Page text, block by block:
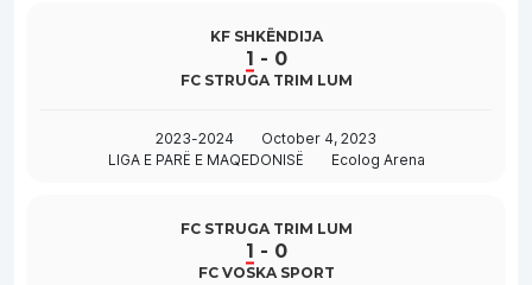
KF SHKËNDIJA
1 - 0
FC STRUGA TRIM LUM
2023-2024
October 4, 2023
LIGA E PARË E MAQEDONISË
Ecolog Arena
FC STRUGA TRIM LUM
1 - 0
FC VOSKA SPORT